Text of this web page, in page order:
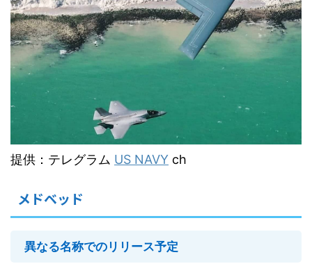
提供：テレグラム US NAVY ch
メドベッド
異なる名称でのリリース予定